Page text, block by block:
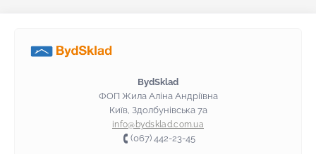
BydSklad
ФОП Жила Аліна Андріївна
Київ, Здолбунівська 7а
info@bydsklad.com.ua
(067) 442-23-45